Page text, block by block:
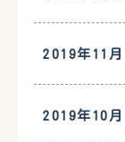
2019年11月
2019年10月